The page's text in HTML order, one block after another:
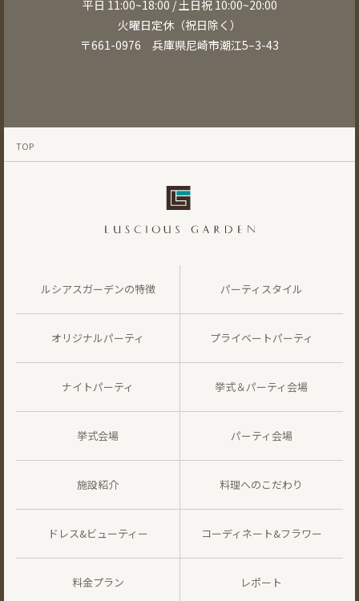
平日 11:00~18:00 / 土日祝 10:00~20:00
火曜日定休（祝日除く）
〒661-0976 兵庫県尼崎市潮江5–3-43
TOP
ルシアスガーデンの特徴 パーティスタイル
オリジナルパーティ プライベートパーティ
ナイトパーティ 挙式＆パーティ会場
挙式会場 パーティ会場
施設紹介 料理へのこだわり
ドレス&ビューティー コーディネート&フラワー
料金プラン レポート